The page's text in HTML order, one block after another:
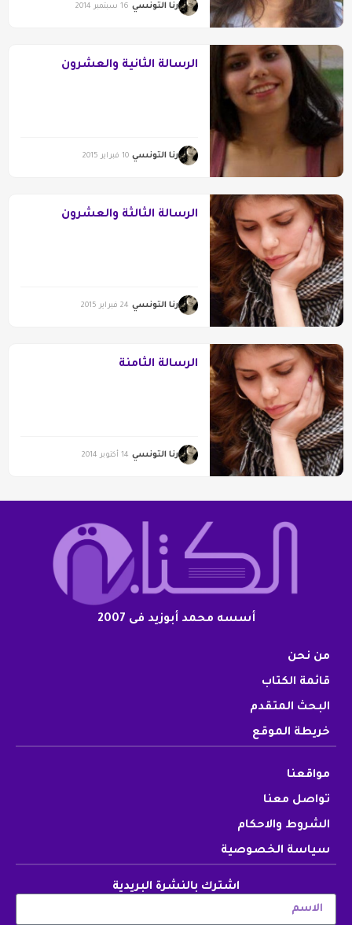
رنا التونسي 16 سبتمبر 2014
الرسالة الثانية والعشرون
رنا التونسي 10 فبراير 2015
الرسالة الثالثة والعشرون
رنا التونسي 24 فبراير 2015
الرسالة الثامنة
رنا التونسي 14 أكتوبر 2014
أسسه محمد أبوزيد فى 2007
من نحن
قائمة الكتاب
البحث المتقدم
خريطة الموقع
مواقعنا
تواصل معنا
الشروط والاحكام
سياسة الخصوصية
اشترك بالنشرة البريدية